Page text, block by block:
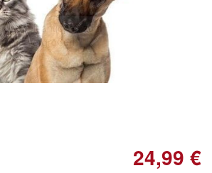
Doppelt antippen zum
vergrößern
24,99 €